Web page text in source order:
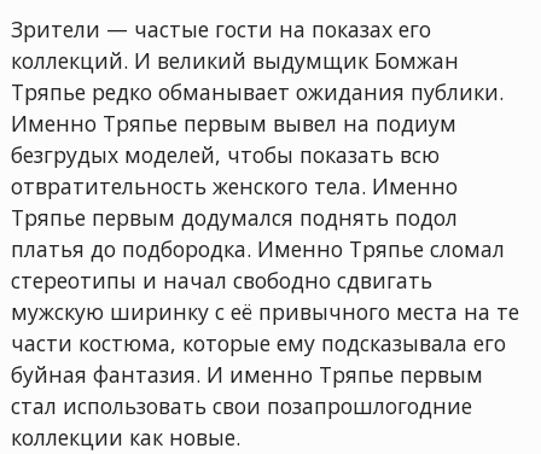
Зрители — частые гости на показах его
коллекций. И великий выдумщик Бомжан
Тряпье редко обманывает ожидания публики.
Именно Тряпье первым вывел на подиум
безгрудых моделей, чтобы показать всю
отвратительность женского тела. Именно
Тряпье первым додумался поднять подол
платья до подбородка. Именно Тряпье сломал
стереотипы и начал свободно сдвигать
мужскую ширинку с её привычного места на те
части костюма, которые ему подсказывала его
буйная фантазия. И именно Тряпье первым
стал использовать свои позапрошлогодние
коллекции как новые.